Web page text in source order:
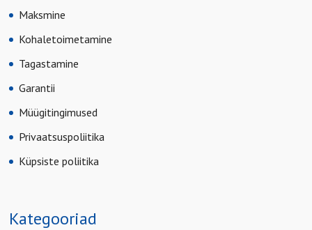
Maksmine
Kohaletoimetamine
Tagastamine
Garantii
Müügitingimused
Privaatsuspoliitika
Küpsiste poliitika
Kategooriad